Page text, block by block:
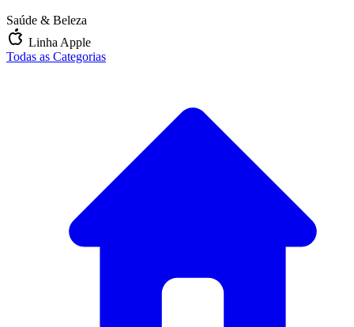
Saúde & Beleza
Linha Apple
Todas as Categorias